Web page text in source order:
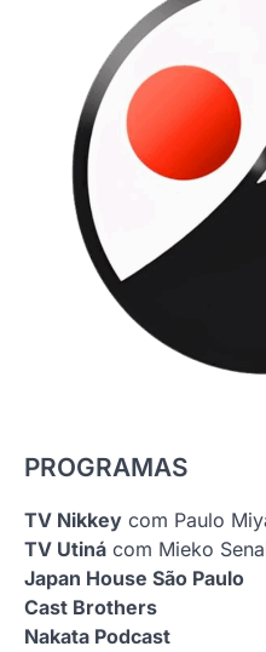
PROGRAMAS
TV Nikkey com Paulo
TV Utiná com Mieko
Japan House São Paulo
Cast Brothers
Nakata Podcast